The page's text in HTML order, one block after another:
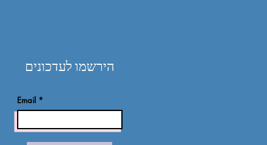
הירשמו לעדכונים
Email